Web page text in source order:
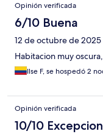
Opinión verificada
6/10 Buena
12 de octubre de 2025
Habitacion muy
Ilse F, se hospedó 2
Opinión verificada
10/10